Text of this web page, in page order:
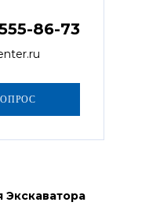
86-73